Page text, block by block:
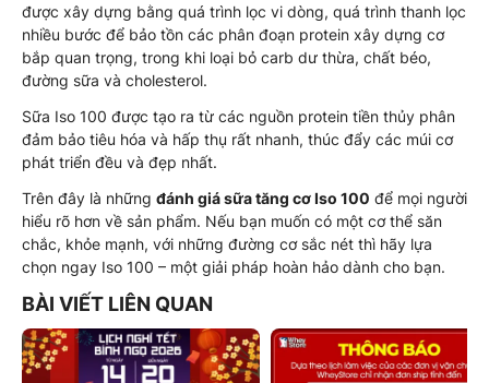
được xây dựng bằng quá trình lọc vi dòng, quá trình thanh lọc
nhiều bước để bảo tồn các phân đoạn protein xây dựng cơ
bắp quan trọng, trong khi loại bỏ carb dư thừa, chất béo,
đường sữa và cholesterol.
Sữa Iso 100 được tạo ra từ các nguồn protein tiền thủy phân
đảm bảo tiêu hóa và hấp thụ rất nhanh, thúc đẩy các múi cơ
phát triển đều và đẹp nhất.
Trên đây là những đánh giá sữa tăng cơ Iso 100 để mọi người
hiểu rõ hơn về sản phẩm. Nếu bạn muốn có một cơ thể săn
chắc, khỏe mạnh, với những đường cơ sắc nét thì hãy lựa
chọn ngay Iso 100 – một giải pháp hoàn hảo dành cho bạn.
BÀI VIẾT LIÊN QUAN